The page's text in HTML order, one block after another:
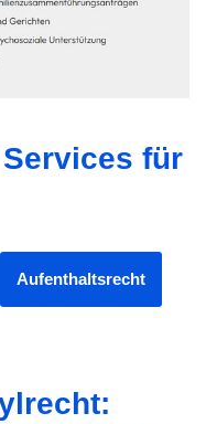
für
Aufenthaltsrecht